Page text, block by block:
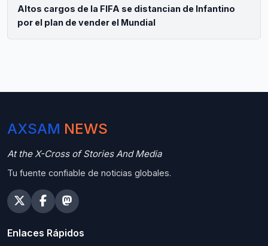
Altos cargos de la FIFA se distancian de Infantino
por el plan de vender el Mundial
AXSAM NEWS
At the X-Cross of Stories And Media
Tu fuente confiable de noticias globales.
Enlaces Rápidos